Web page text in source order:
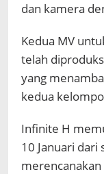
dan kamera
Kedua MV
telah
yang
kedua
Infinite H
10 Januari dari